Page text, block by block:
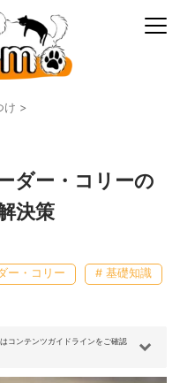
け >
ダー・コリーの
決策
ー・コリー # 基礎知識
コンテンツガイドラインをご確認